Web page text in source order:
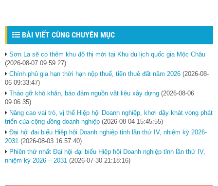
BÀI VIẾT CÙNG CHUYÊN MỤC
Sơn La sẽ có thêm khu đô thị mới tại Khu du lịch quốc gia Mộc Châu
(2026-08-07 09:59:27)
Chính phủ gia hạn thời hạn nộp thuế, tiền thuê đất năm 2026 (2026-08-
06 09:33:47)
Tháo gỡ khó khăn, bảo đảm nguồn vật liệu xây dựng (2026-08-06
09:06:35)
Nâng cao vai trò, vị thế Hiệp hội Doanh nghiệp, khơi dậy khát vọng phát
triển của cộng đồng doanh nghiệp (2026-08-04 15:45:55)
Đại hội đại biểu Hiệp hội Doanh nghiệp tỉnh lần thứ IV, nhiệm kỳ 2026-
2031 (2026-08-03 16:57:40)
Phiên thứ nhất Đại hội đại biểu Hiệp hội Doanh nghiệp tỉnh lần thứ IV,
nhiệm kỳ 2026 – 2031 (2026-07-30 21:18:16)